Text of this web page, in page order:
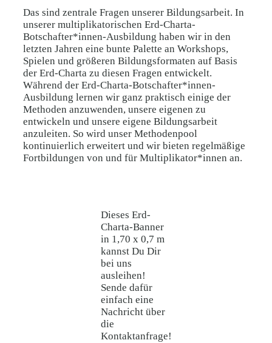
Das sind zentrale Fragen unserer Bildungsarbeit. In
unserer multiplikatorischen Erd-Charta-
Botschafter*innen-Ausbildung haben wir in den
letzten Jahren eine bunte Palette an Workshops,
Spielen und größeren Bildungsformaten auf Basis
der Erd-Charta zu diesen Fragen entwickelt.
Während der Erd-Charta-Botschafter*innen-
Ausbildung lernen wir ganz praktisch einige der
Methoden anzuwenden, unsere eigenen zu
entwickeln und unsere eigene Bildungsarbeit
anzuleiten. So wird unser Methodenpool
kontinuierlich erweitert und wir bieten regelmäßige
Fortbildungen von und für Multiplikator*innen an.
Dieses Erd-
Charta-Banner
in 1,70 x 0,7 m
kannst Du Dir
bei uns
ausleihen!
Sende dafür
einfach eine
Nachricht über
die
Kontaktanfrage!